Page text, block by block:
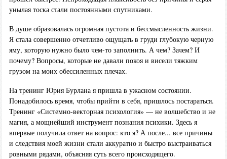
унылая тоска стали постоянными спутниками.
В душе образовалась огромная пустота и бессмысленность жизни.
Я стала совершенно отчетливо ощущать в груди глубокую черную
яму, которую нужно было чем-то заполнить. А чем? Зачем? И
почему? Вопросы, которые не давали покоя и висели тяжким
грузом на моих обессиленных плечах.
На тренинг Юрия Бурлана я пришла в ужасном состоянии.
Понадобилось время, чтобы прийти в себя, пришлось постараться.
Тренинг «Системно-векторная психология» — не волшебство и не
магия, а мощнейший инструмент познания психики. Здесь я
впервые получила ответ на вопрос: кто я? А после... все причины
и следствия моей жизни стали аккуратно и быстро выстраиваться
ровными рядами, объясняя суть всего происходящего.